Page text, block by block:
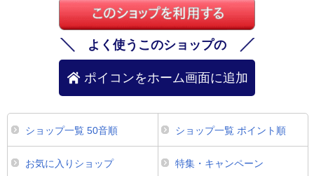
よく使うこのショップの
ポイコンをホーム画面に追加
ショップ一覧 50音順 ショップ一覧 ポイント順
お気に入りショップ 特集・キャンペーン